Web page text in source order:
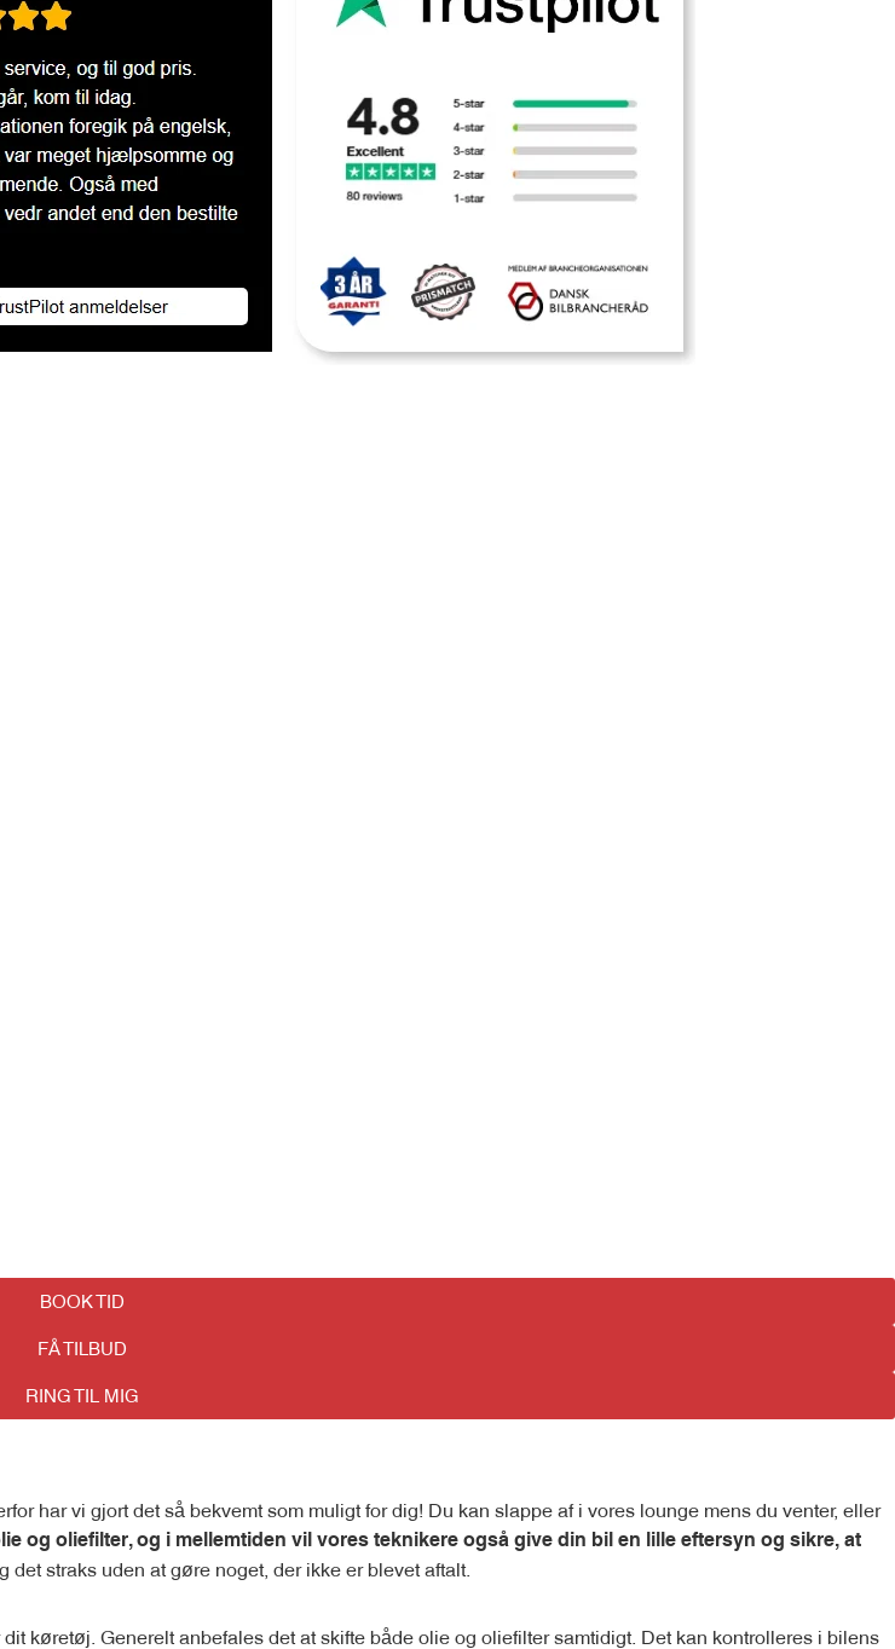
BOOK TID
FÅ TILBUD
RING TIL MIG
har vi gjort det så bekvemt som muligt for dig! Du kan slappe af i vores lounge mens du venter, eller
og oliefilter, og i mellemtiden vil vores teknikere også give din bil en lille eftersyn og sikre, at
straks uden at gøre noget, der ikke er blevet aftalt.
køretøj. Generelt anbefales det at skifte både olie og oliefilter samtidigt. Det kan kontrolleres i bilens